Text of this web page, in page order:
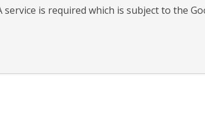
service is required which is subject to the